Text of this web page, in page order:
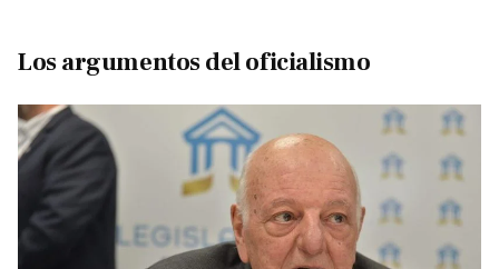
Los argumentos del oficialismo